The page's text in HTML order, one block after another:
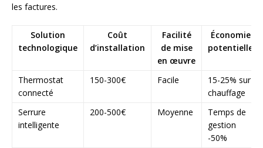
les factures.
Solution
technologique
Coût
d’installation
Facilité
de mise
en œuvre
Économies
potentielles
Thermostat
connecté
150-300€ Facile
15-25% sur
chauffage
Serrure
intelligente
200-500€ Moyenne
Temps de
gestion
-50%